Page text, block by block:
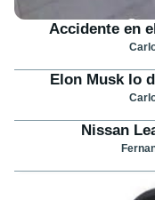
Accidente en
Elon Musk lo
Nissan